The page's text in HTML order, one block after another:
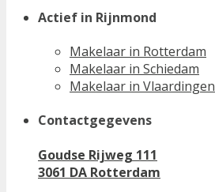
Actief in Rijnmond
Makelaar in Rotterdam
Makelaar in Schiedam
Makelaar in Vlaardingen
Contactgegevens
Goudse Rijweg 111
3061 DA Rotterdam